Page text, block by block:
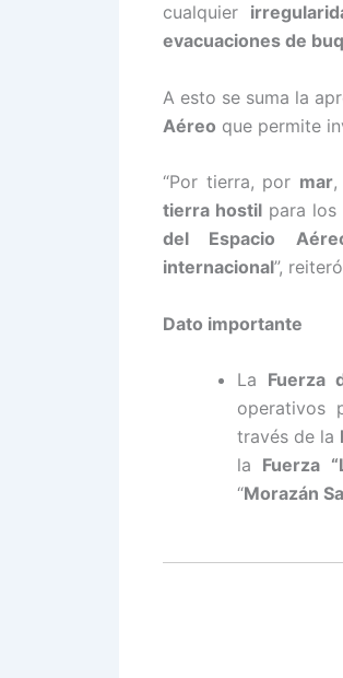
cualquier
evacuaciones de
A esto se suma la
Aéreo que permite
“Por tierra, por mar
tierra hostilpara los
del Espacio
internacional”,
Dato importante
La Fuerza
operativos
través de la
la Fuerza
“Morazán